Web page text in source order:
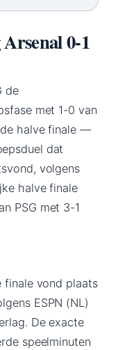
0-1
de
met 1-0 van
halve finale —
dat
volgens
halve finale
PSG met 3-1
finale vond plaats
ESPN (NL)
De exacte
speelminuten